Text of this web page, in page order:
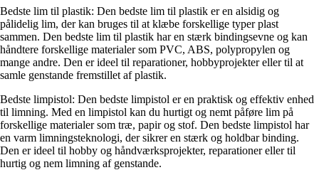
Bedste lim til plastik: Den bedste lim til plastik er en alsidig og
pålidelig lim, der kan bruges til at klæbe forskellige typer plast
sammen. Den bedste lim til plastik har en stærk bindingsevne og kan
håndtere forskellige materialer som PVC, ABS, polypropylen og
mange andre. Den er ideel til reparationer, hobbyprojekter eller til at
samle genstande fremstillet af plastik.
Bedste limpistol: Den bedste limpistol er en praktisk og effektiv enhed
til limning. Med en limpistol kan du hurtigt og nemt påføre lim på
forskellige materialer som træ, papir og stof. Den bedste limpistol har
en varm limningsteknologi, der sikrer en stærk og holdbar binding.
Den er ideel til hobby og håndværksprojekter, reparationer eller til
hurtig og nem limning af genstande.